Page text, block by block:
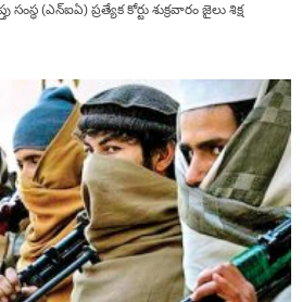
(ఎన్ఐఏ) ప్రత్యేక కోర్టు శుక్రవారం జైలు శిక్ష